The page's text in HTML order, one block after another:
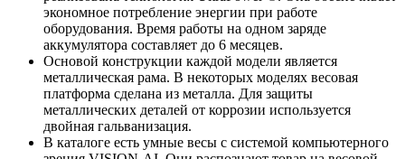
экономное потребление энергии при работе
оборудования. Время работы на одном заряде
аккумулятора составляет до 6 месяцев.
Основой конструкции каждой модели является
металлическая рама. В некоторых моделях весовая
платформа сделана из металла. Для защиты
металлических деталей от коррозии используется
двойная гальванизация.
В каталоге есть умные весы с системой компьютерного